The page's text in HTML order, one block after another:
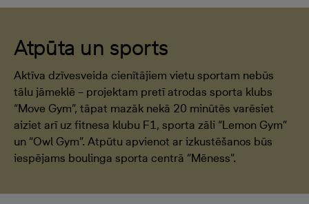
Atpūta un sports
Aktīva dzīvesveida cienītājiem vietu sportam nebūs
tālu jāmeklē – projektam pretī atrodas sporta klubs
“Move Gym”, tāpat mazāk nekā 20 minūtēs varēsiet
aiziet arī uz fitnesa klubu F1, sporta zāli “Lemon Gym”
un “Owl Gym”. Atpūtu apvienot ar izkustēšanos būs
iespējams boulinga sporta centrā “Mēness”.